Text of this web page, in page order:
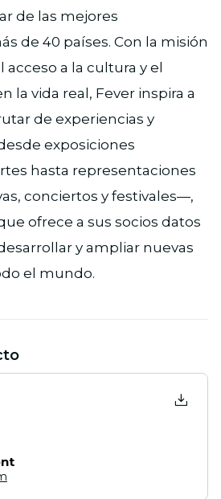
de las mejores
de 40 países. Con la misión
a la cultura y el
la vida real, Fever inspira a
de experiencias y
exposiciones
hasta representaciones
conciertos y festivales—,
ofrece a sus socios datos
y ampliar nuevas
el mundo.